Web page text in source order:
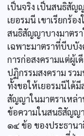
เป็นจริง เป็นสนธิสัญ
เยอรมนี เขาเรียกร้
สนธิสัญญาบางมาตร
เฉพาะมาตราที่บีบบั
การก่อสงครามแต่ผู้เ
ปฏิกรรมสงคราม รว
ทั้งขอให้เยอรมนีได้มี
สัญญาในมาตราเหล่า
ข้อความในสนธิสัญญ
๑๔ ข้อ ของประธาน